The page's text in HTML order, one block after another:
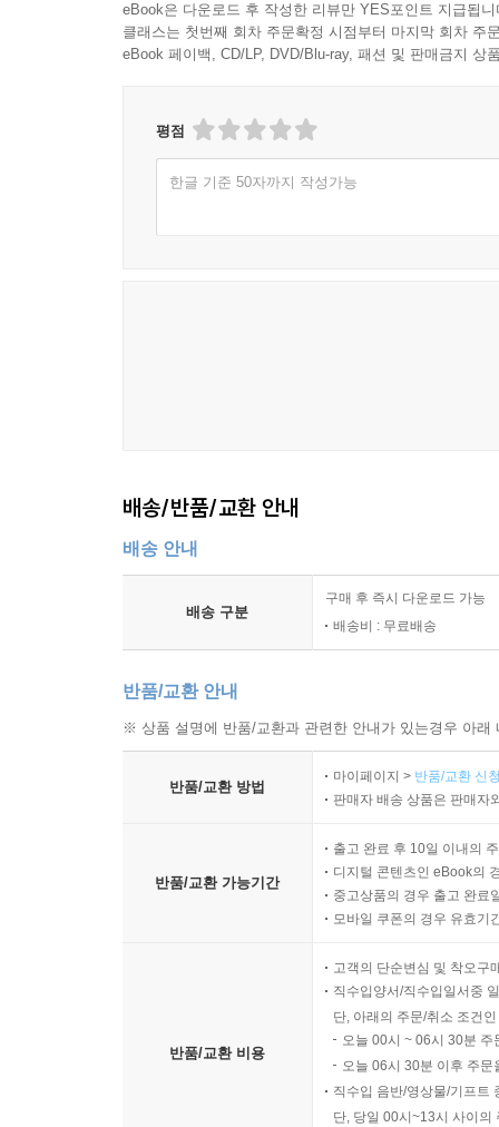
eBook은 다운로드 후 작성한 리뷰만 YES포인트 지급됩니
클래스는 첫번째 회차 주문확정 시점부터 마지막 회차 주
eBook 페이백, CD/LP, DVD/Blu-ray, 패션 및 판매금지 상
평점
한글 기준 50자까지 작성가능
배송/반품/교환 안내
배송 안내
배송 구분
구매 후 즉시 다운로드 가능
배송비 : 무료배송
반품/교환 안내
※ 상품 설명에 반품/교환과 관련한 안내가 있는경우 아
반품/교환 방법
마이페이지 > 반품/교환 신
판매자 배송 상품은 판매자
반품/교환 가능기간
출고 완료 후 10일 이내의
디지털 콘텐츠인 eBook의
중고상품의 경우 출고 완료
모바일 쿠폰의 경우 유효기
반품/교환 비용
고객의 단순변심 및 착오구
직수입양서/직수입일서중
단, 아래의 주문/취소 조건
오늘 00시 ~ 06시 30분
오늘 06시 30분 이후 주
직수입 음반/영상물/기프트
단, 당일 00시~13시 사이의